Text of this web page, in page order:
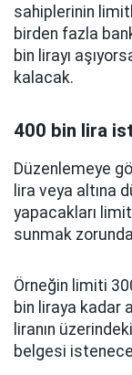
sahiplerinin
birden fazla
bin lirayı
kalacak.
400 bin lira
Düzenlemeye
lira veya altına
yapacakları
sunmak
Örneğin limiti
bin liraya kadar
liranın
belgesi